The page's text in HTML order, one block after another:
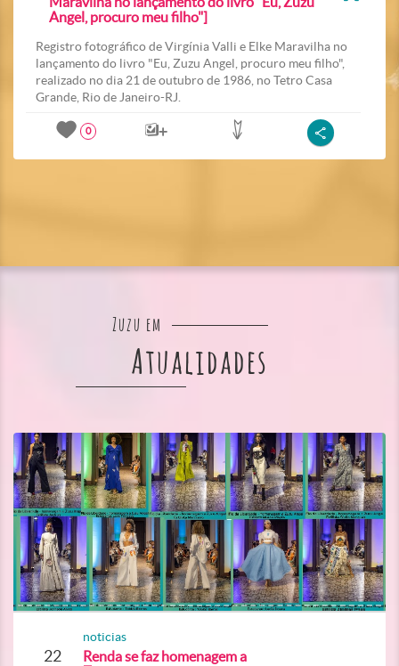
Angel, procuro meu filho"]
Registro fotográfico de Virgínia Valli e Elke Maravilha no
lançamento do livro "Eu, Zuzu Angel, procuro meu filho",
realizado no dia 21 de outubro de 1986, no Tetro Casa
Grande, Rio de Janeiro-RJ.
0
Zuzu em
Atualidades
22
noticias
Renda se faz homenagem a